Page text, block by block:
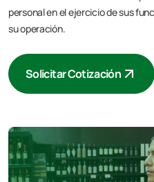
personal en el ejercicio de sus
su operación.
Solicitar Cotización